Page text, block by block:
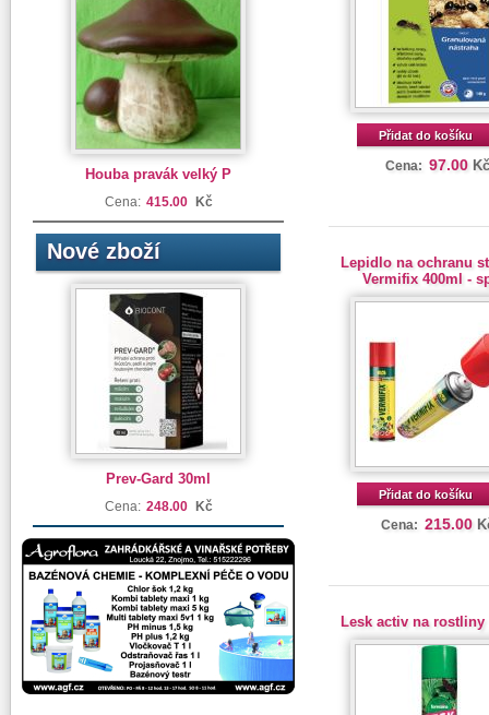
Houba pravák velký P
Cena: 415.00 Kč
Nové zboží
Prev-Gard 30ml
Cena: 248.00 Kč
Přidat do košíku
Cena: 97.00 Kč
Lepidlo na ochranu
Vermifix 400ml -
Přidat do košíku
Cena: 215.00
Lesk activ na rostliny